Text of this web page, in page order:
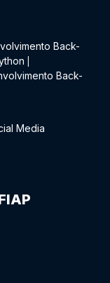
Back-
Back-
Media